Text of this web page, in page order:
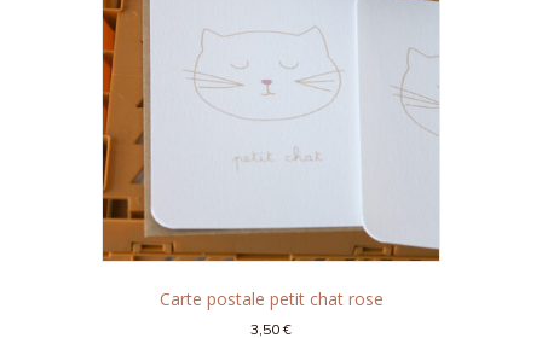
Carte postale petit chat rose
3,50€